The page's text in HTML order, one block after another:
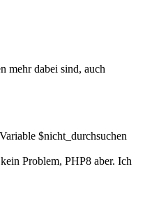
mehr dabei sind, auch
$nicht_durchsuchen
Problem, PHP8 aber. Ich